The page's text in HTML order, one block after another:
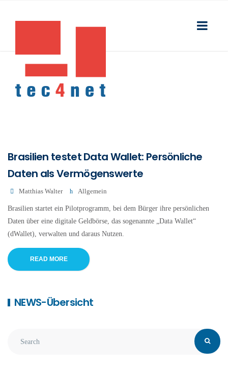
Brasilien testet Data Wallet: Persönliche
Daten als Vermögenswerte
Matthias Walter Allgemein
Brasilien startet ein Pilotprogramm, bei dem Bürger ihre persönlichen
Daten über eine digitale Geldbörse, das sogenannte „Data Wallet“
(dWallet), verwalten und daraus Nutzen.
READ MORE
NEWS-Übersicht